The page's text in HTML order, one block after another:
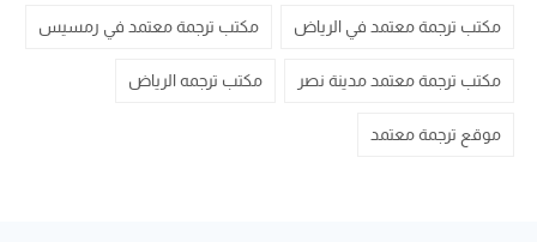
مكتب ترجمة معتمد في الرياض مكتب ترجمة معتمد في رمسيس
مكتب ترجمة معتمد مدينة نصر مكتب ترجمه الرياض
موقع ترجمة معتمد